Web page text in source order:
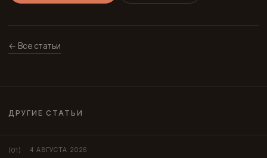
← Все статьи
ДРУГИЕ СТАТЬИ
(01) 4 АВГУСТА 2026